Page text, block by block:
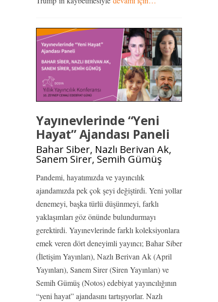
Yayınevlerinde “Yeni
Hayat” Ajandası Paneli
Bahar Siber, Nazlı Berivan Ak,
Sanem Sirer, Semih Gümüş
Pandemi, hayatımızda ve yayıncılık
ajandamızda pek çok şeyi değiştirdi. Yeni yollar
denemeyi, başka türlü düşünmeyi, farklı
yaklaşımları göz önünde bulundurmayı
gerektirdi. Yayınevlerinde farklı koleksiyonlara
emek veren dört deneyimli yayıncı; Bahar Siber
(İletişim Yayınları), Nazlı Berivan Ak (April
Yayınları), Sanem Sirer (Siren Yayınları) ve
Semih Gümüş (Notos) edebiyat yayıncılığının
“yeni hayat” ajandasını tartışıyorlar. Nazlı